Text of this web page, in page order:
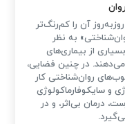
آن را کم‌رنگ‌تر
به نظر
از بیماری‌های
در چنین فضایی،
روان‌شناختی کار
و سایکوفارماکولوژی
درمان بی‌اثر، و در